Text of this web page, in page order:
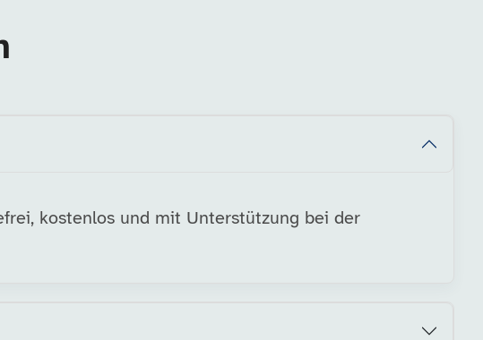
kostenlos und mit Unterstützung bei der